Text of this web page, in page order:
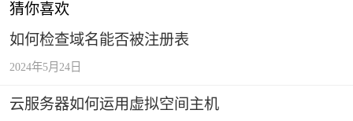
猜你喜欢
如何检查域名能否被注册表
2024年5月24日
云服务器如何运用虚拟空间主机